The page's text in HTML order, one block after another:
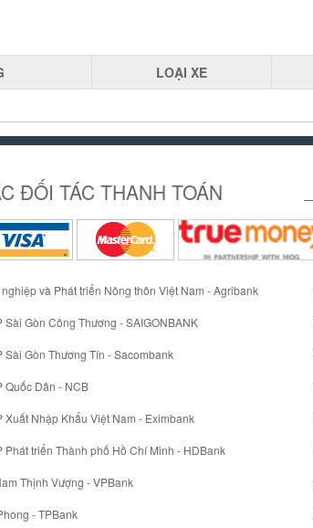
LOẠI XE
ĐỐI TÁC THANH TOÁN
và Phát triển Nông thôn Việt Nam - Agribank
Sài Gòn Công Thương - SAIGONBANK
Sài Gòn Thương Tín - Sacombank
Quốc Dân - NCB
Xuất Nhập Khẩu Việt Nam - Eximbank
Phát triển Thành phố Hồ Chí Minh - HDBank
Thịnh Vượng - VPBank
- TPBank